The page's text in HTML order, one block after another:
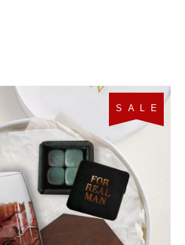
S A L E